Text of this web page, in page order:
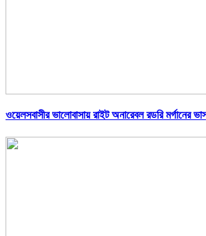
ওয়েলসবাসীর ভালোবাসায় রাইট অনারেবল রডরি মর্গানের